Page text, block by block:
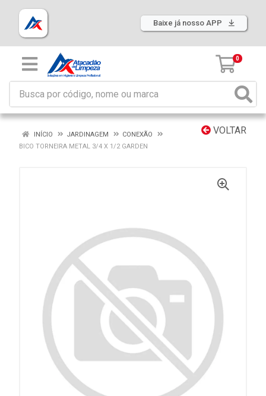
Baixe já nosso APP
0
VOLTAR
INÍCIO JARDINAGEM
CONEXÃO
BICO TORNEIRA METAL 3/4 X 1/2 GARDEN